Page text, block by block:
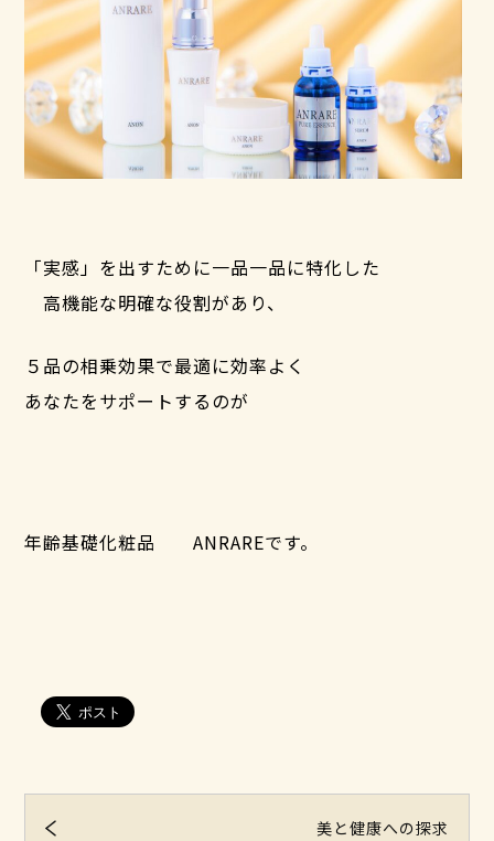
「実感」を出すために一品一品に特化した
高機能な明確な役割があり、
５品の相乗効果で最適に効率よく
あなたをサポートするのが
年齢基礎化粧品 ANRAREです。
美と健康への探求